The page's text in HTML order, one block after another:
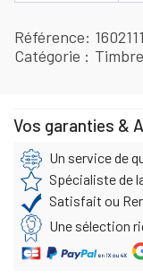
Référence 1602111
Catégorie
Vos garanties &
Un service de
Spécialiste de
Satisfait ou
Une sélection